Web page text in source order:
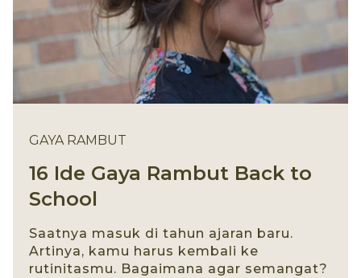
GAYA RAMBUT
16 Ide Gaya Rambut Back to
School
Saatnya masuk di tahun ajaran baru.
Artinya, kamu harus kembali ke
rutinitasmu. Bagaimana agar semangat?